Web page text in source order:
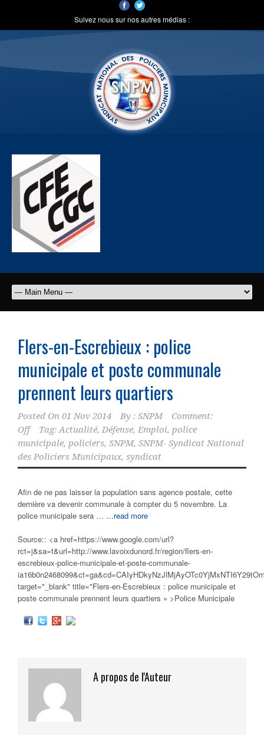
Suivez nous sur nos autres médias :
Flers-en-Escrebieux : police
municipale et poste communale
prennent leurs quartiers
Posted On 01 Nov 2014 By : SNPM
Comment:
Off
Tag:Actualité, Défense, Emploi, police
municipale, policiers, SNPM, SNPM- Syndicat National
des Policiers Municipaux, syndicat
Afin de ne pas laisser la population sans agence postale, cette
dernière va devenir communale à compter du 5 novembre. La
police municipale sera … …read more
Source:: <a href=https://www.google.com/url?
rct=j&sa=t&url=http://www.lavoixdunord.fr/region/flers-en-
escrebieux-police-municipale-et-poste-communale-
target="_blank" title="Flers-en-Escrebieux : police municipale et
poste communale prennent leurs quartiers » >Police Municipale
A propos de l'Auteur